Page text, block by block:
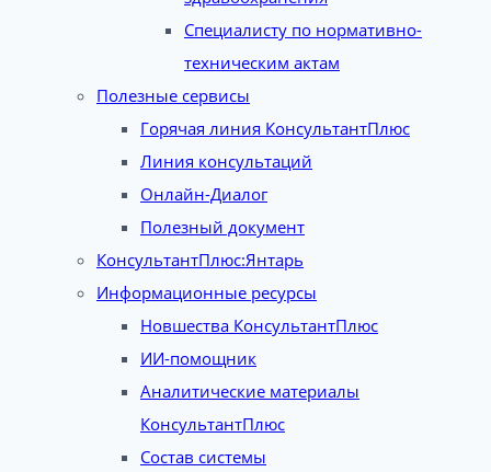
Специалисту по нормативно-
техническим актам
Полезные сервисы
Горячая линия КонсультантПлюс
Линия консультаций
Онлайн-Диалог
Полезный документ
КонсультантПлюс:Янтарь
Информационные ресурсы
Новшества КонсультантПлюс
ИИ-помощник
Аналитические материалы
КонсультантПлюс
Состав системы